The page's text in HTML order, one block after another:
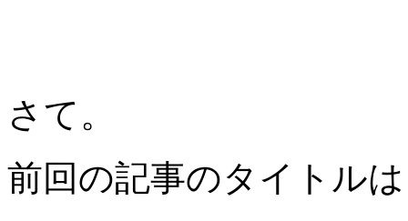
さて。
前回の記事のタイトルは